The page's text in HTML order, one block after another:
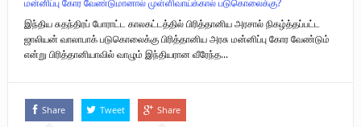
இந்திய சுதந்திரப் போராட்ட காலகட்டத்தில் பிரித்தானிய அரசால் நிகழ்த்தப்பட்ட
ஜாலியன் வாலாபாக் படுகொலைக்கு பிரித்தானிய அரசு மன்னிப்பு கோர வேண்டும்
என்று பிரித்தானியாவில் வாழும் இந்தியரான வீரேந்த...
Share Tweet Share